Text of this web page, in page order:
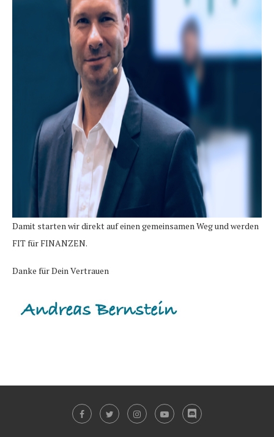
Damit starten wir direkt auf einen gemeinsamen Weg und werden
FIT für FINANZEN.
Danke für Dein Vertrauen